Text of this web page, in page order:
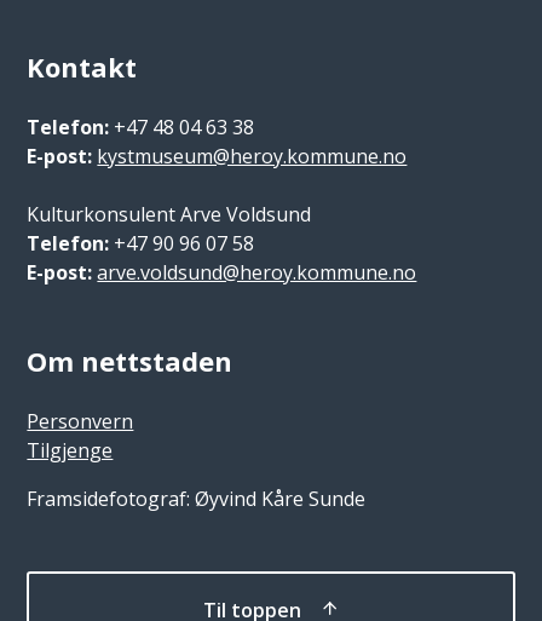
Kontakt
Telefon: +47 48 04 63 38
E-post: kystmuseum@heroy.kommune.no
Kulturkonsulent Arve Voldsund
Telefon: +47 90 96 07 58
E-post:arve.voldsund@heroy.kommune.no
Om nettstaden
Personvern
Tilgjenge
Framsidefotograf: Øyvind Kåre Sunde
Til toppen